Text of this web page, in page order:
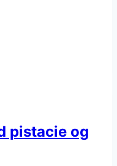
pistacie og